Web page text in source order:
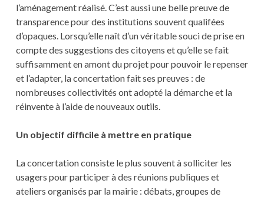
l’aménagement réalisé. C’est aussi une belle preuve de
transparence pour des institutions souvent qualifées
d’opaques. Lorsqu’elle naît d’un véritable souci de prise en
compte des suggestions des citoyens et qu’elle se fait
suffisamment en amont du projet pour pouvoir le repenser
et l’adapter, la concertation fait ses preuves : de
nombreuses collectivités ont adopté la démarche et la
réinvente à l’aide de nouveaux outils.
Un objectif difficile à mettre en pratique
La concertation consiste le plus souvent à solliciter les
usagers pour participer à des réunions publiques et
ateliers organisés par la mairie : débats, groupes de